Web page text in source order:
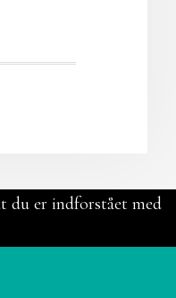
du er indforstået med